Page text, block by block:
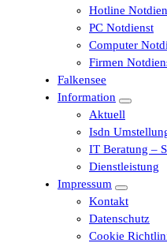
Hotline
PC Notdienst
Computer
Firmen
Falkensee
Information
Aktuell
Isdn
IT Beratung –
Dienstleistung
Impressum
Kontakt
Datenschutz
Cookie